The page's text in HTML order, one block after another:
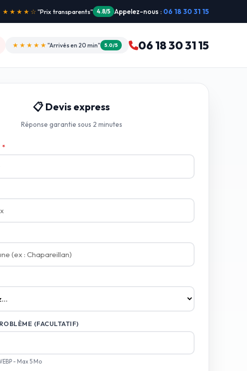
"Intervention dimanche" 5.0/5 Appelez-nous : 06 18 30 31 15
★★★★★ "Arrivés en 20 min" 5.0/5 06 18 30 31 15
📋 Devis express
Réponse garantie sous 2 minutes
*
(FACULTATIF)
- Max 5 Mo